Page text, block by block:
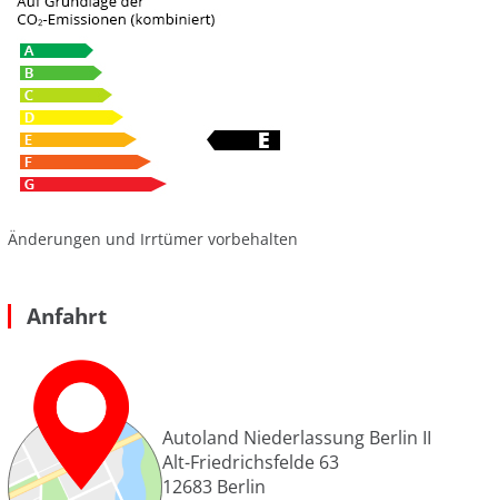
Änderungen und Irrtümer vorbehalten
Anfahrt
Autoland Niederlassung Berlin II
Alt-Friedrichsfelde 63
12683 Berlin